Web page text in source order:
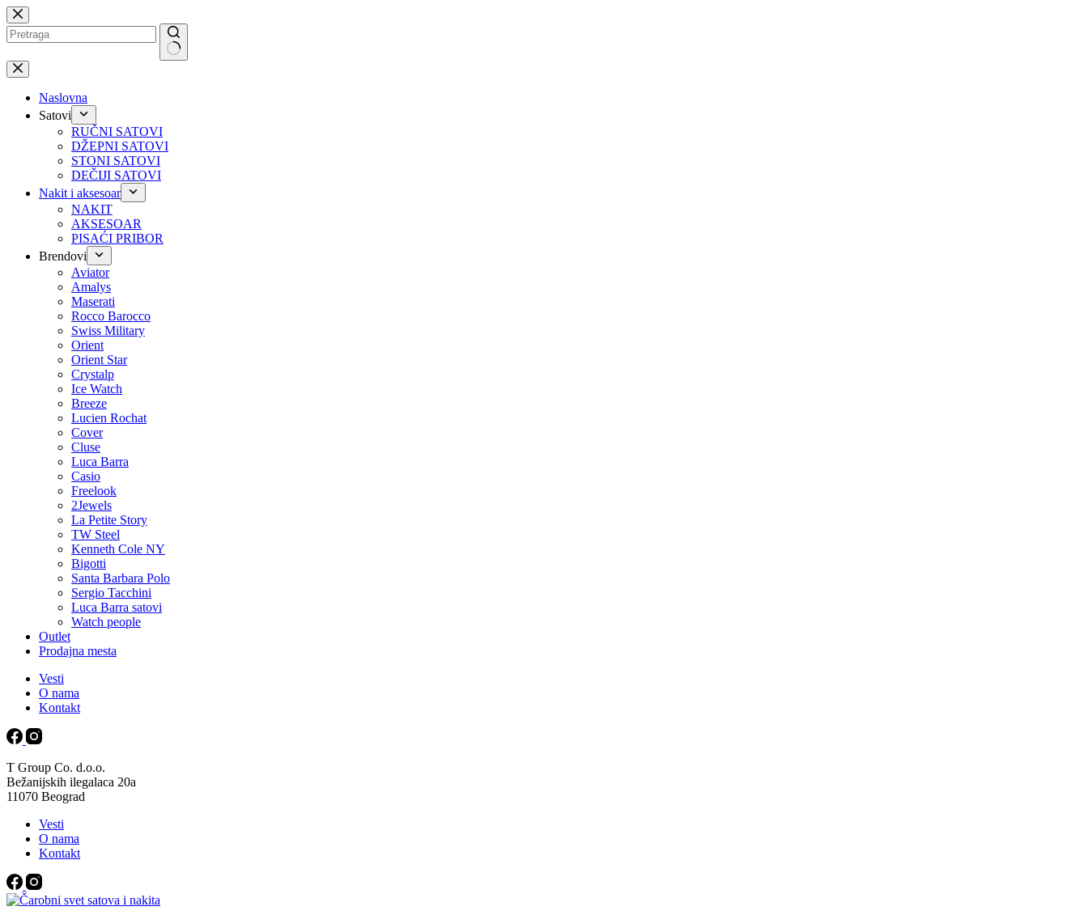
Preskoči
na
No
results
Naslovna
Satovi
RUČNI SATOVI
DŽEPNI SATOVI
STONI SATOVI
DEČIJI SATOVI
Nakit i aksesoar
NAKIT
AKSESOAR
PISAĆI PRIBOR
Brendovi
Aviator
Amalys
Maserati
Rocco Barocco
Swiss Military
Orient
Orient Star
Crystalp
Ice Watch
Breeze
Lucien Rochat
Cover
Cluse
Luca Barra
Casio
Freelook
2Jewels
La Petite Story
TW Steel
Kenneth Cole NY
Bigotti
Santa Barbara Polo
Sergio Tacchini
Luca Barra satovi
Watch people
Outlet
Prodajna mesta
Vesti
O nama
Kontakt
T Group Co. d.o.o.
Bežanijskih ilegalaca 20a
11070 Beograd
Vesti
O nama
Kontakt